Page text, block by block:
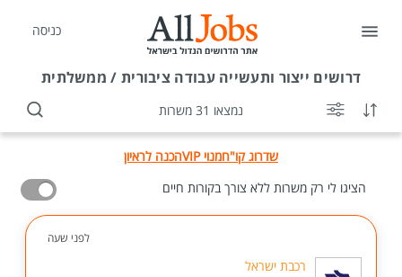
כניסה
דרושים ייצור ותעשייה עבודה ציבורית / ממשלתית
נמצאו 31 משרות
שדרוג קו"חמנוי VIP
הכנה לראיון
הציגו לי רק משרות ללא צורך בקורות חיים
לפני שעה
רכבת ישראל